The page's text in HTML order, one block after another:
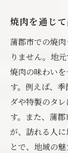
焼肉を通じ
蒲郡市での焼
りません。地
焼肉の味わい
す。例えば、
ダや特製のタ
す。また、蒲
が、訪れる人
とで、地域の